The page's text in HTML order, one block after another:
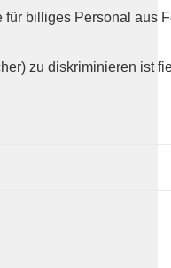
für billiges Personal aus
zu diskriminieren ist